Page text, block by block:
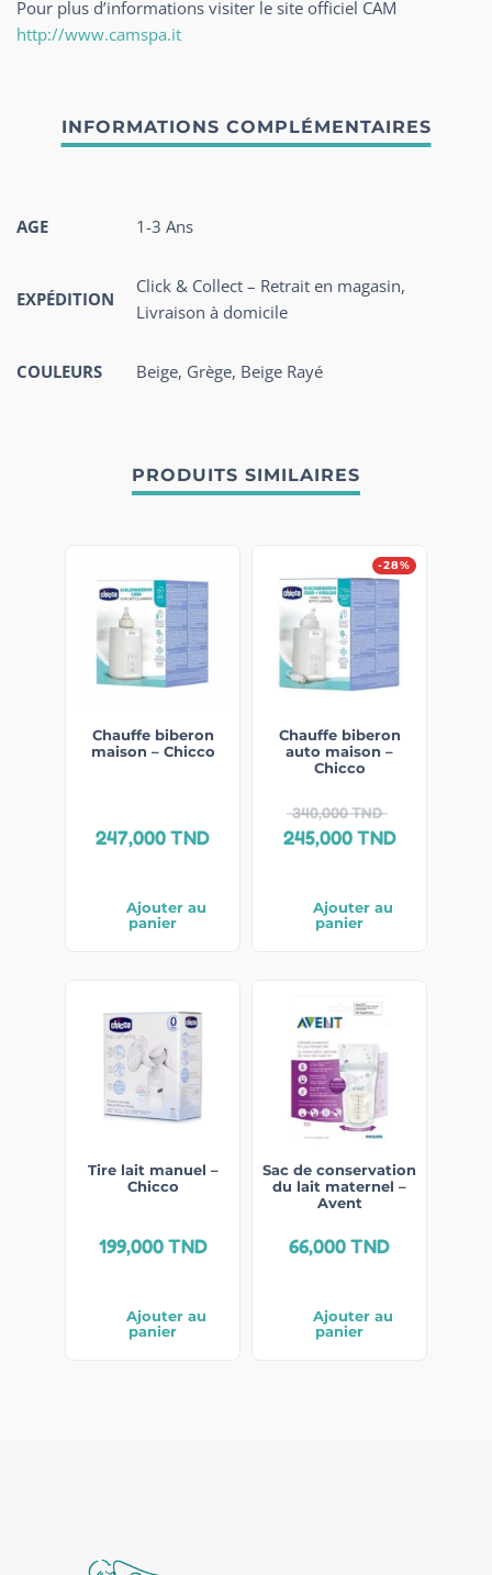
Pour plus d’informations visiter le site officiel CAM
http://www.camspa.it
AGE 1-3 Ans
EXPÉDITION
Click & Collect – Retrait en magasin,
Livraison à domicile
COULEURS Beige, Grège, Beige Rayé
PRODUITS SIMILAIRES
Chauffe biberon
maison – Chicco
247,000TND
Ajouter au
panier
-28%
Chauffe biberon
auto maison –
Chicco
340,000TND
245,000TND
Ajouter au
panier
Tire lait manuel –
Chicco
199,000TND
Ajouter au
panier
Sac de conservation
du lait maternel –
Avent
66,000TND
Ajouter au
panier